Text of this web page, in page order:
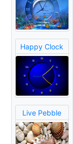
Happy Clock
Live Pebble